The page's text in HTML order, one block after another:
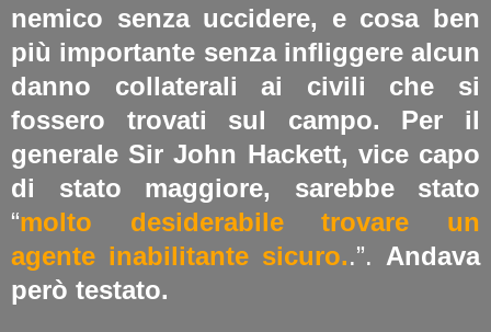
nemico senza uccidere, e cosa ben
più importante senza infliggere alcun
danno collaterali ai civili che si
fossero trovati sul campo. Per il
generale Sir John Hackett, vice capo
di stato maggiore, sarebbe stato
“molto desiderabile trovare un
agente inabilitante sicuro..”. Andava
però testato.